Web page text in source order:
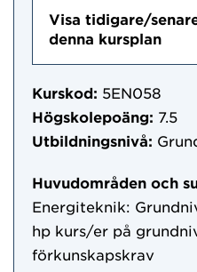
Visa tidigare/
denna kursplan
Kurskod: 5EN058
Högskolepoäng: 7.5
Utbildningsnivå:
Huvudområden och
Energiteknik:
hp kurs/er på
förkunskapskrav